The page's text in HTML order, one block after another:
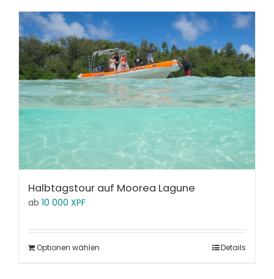
Halbtagstour auf Moorea Lagune
ab 10 000 XPF
Optionen wählen Details